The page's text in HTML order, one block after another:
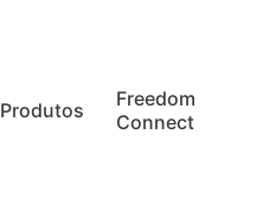
Produtos
Freedom
Connect